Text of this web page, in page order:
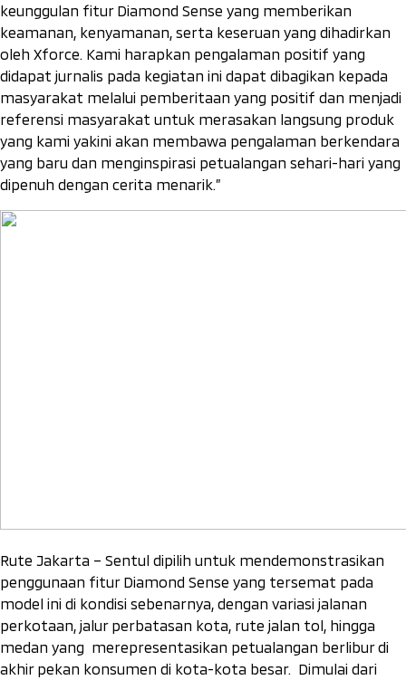
keunggulan fitur Diamond Sense yang memberikan
keamanan, kenyamanan, serta keseruan yang dihadirkan
oleh Xforce. Kami harapkan pengalaman positif yang
didapat jurnalis pada kegiatan ini dapat dibagikan kepada
masyarakat melalui pemberitaan yang positif dan menjadi
referensi masyarakat untuk merasakan langsung produk
yang kami yakini akan membawa pengalaman berkendara
yang baru dan menginspirasi petualangan sehari-hari yang
dipenuh dengan cerita menarik.”
Rute Jakarta – Sentul dipilih untuk mendemonstrasikan
penggunaan fitur Diamond Sense yang tersemat pada
model ini di kondisi sebenarnya, dengan variasi jalanan
perkotaan, jalur perbatasan kota, rute jalan tol, hingga
medan yang merepresentasikan petualangan berlibur di
akhir pekan konsumen di kota-kota besar. Dimulai dari